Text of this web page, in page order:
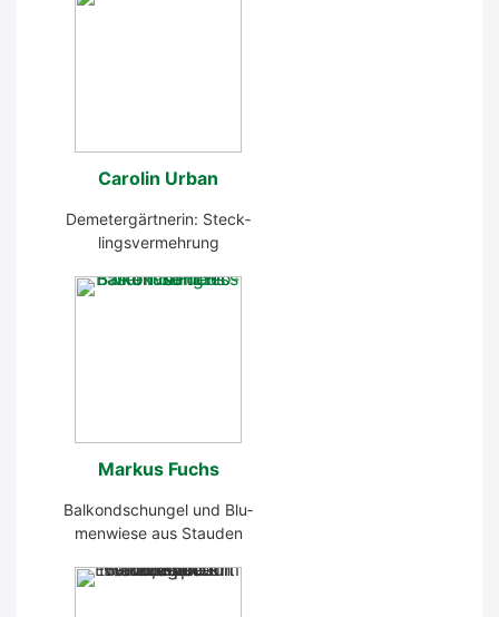
Caro­lin Urban
Deme­ter­gärt­ne­rin: Steck­
lings­ver­meh­rung
Mar­kus Fuchs
Bal­kon­dschun­gel und Blu­
men­wie­se aus Stau­den